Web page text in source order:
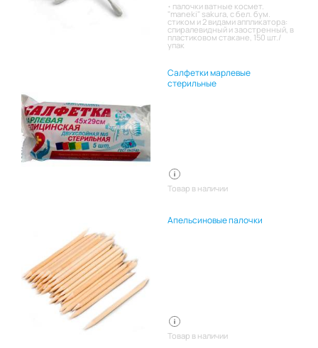
палочки ватные космет.
"maneki" sakura, с бел. бум.
стиком и 2 видами аппликатора:
спиралевидный и заостренный, в
пластиковом стакане, 150 шт./
упак
Салфетки марлевые
стерильные
Товар в наличии
Апельсиновые палочки
Товар в наличии